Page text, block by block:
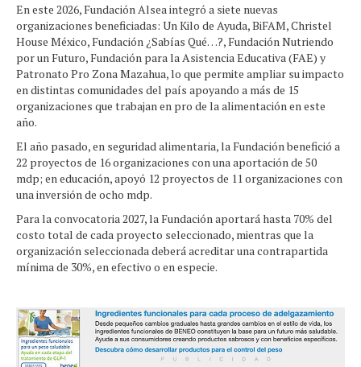
En este 2026, Fundación Alsea integró a siete nuevas
organizaciones beneficiadas: Un Kilo de Ayuda, BiFAM, Christel
House México, Fundación ¿Sabías Qué…?, Fundación Nutriendo
por un Futuro, Fundación para la Asistencia Educativa (FAE) y
Patronato Pro Zona Mazahua, lo que permite ampliar su impacto
en distintas comunidades del país apoyando a más de 15
organizaciones que trabajan en pro de la alimentación en este
año.
El año pasado, en seguridad alimentaria, la Fundación benefició a
22 proyectos de 16 organizaciones con una aportación de 50
mdp; en educación, apoyó 12 proyectos de 11 organizaciones con
una inversión de ocho mdp.
Para la convocatoria 2027, la Fundación aportará hasta 70% del
costo total de cada proyecto seleccionado, mientras que la
organización seleccionada deberá acreditar una contrapartida
mínima de 30%, en efectivo o en especie.